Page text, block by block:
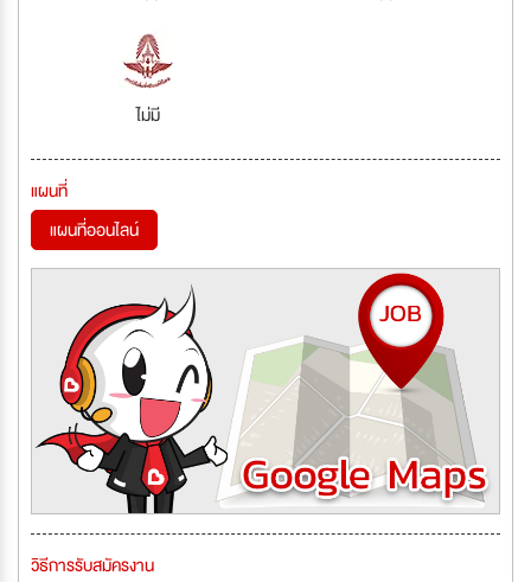
ไม่มี
แผนที่
แผนที่ออนไลน์
วิธีการรับสมัครงาน